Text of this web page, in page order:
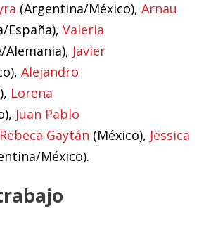
(Argentina/México),Arnau
España),Valeria
Alemania), Javier
Alejandro
Lorena
Juan Pablo
Rebeca Gaytán (México), Jessica
México).